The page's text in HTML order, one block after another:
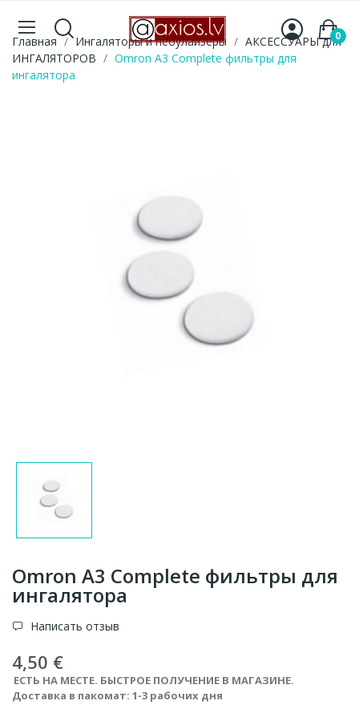
0
Главная Ингаляторы и небулайзеры
АКСЕССУАРЫ для
ИНГАЛЯТОРОВ
Omron A3 Complete фильтры для
ингалятора
Omron A3 Complete фильтры для
ингалятора
Написать отзыв
4,50 €
ЕСТЬ НА МЕСТЕ. БЫСТРОЕ ПОЛУЧЕНИЕ В МАГАЗИНЕ.
Доставка в пакомат: 1-3 рабочих дня